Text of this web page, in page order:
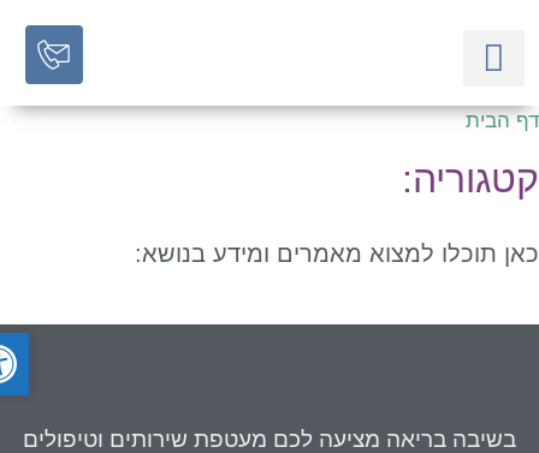
הבית
תוכלו למצוא מאמרים ומידע בנושא:
בשיבה בריאהמציעה לכם מעטפת שירותים וטיפולים